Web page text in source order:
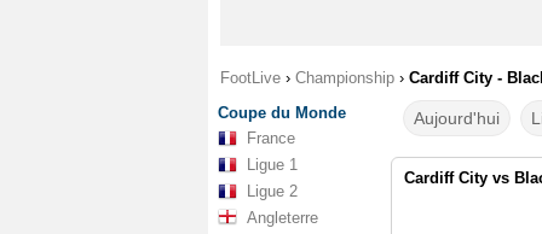
FootLive › Championship › Cardiff City -
Coupe du Monde
France
Ligue 1
Ligue 2
Angleterre
Aujourd'hui
Cardiff City vs